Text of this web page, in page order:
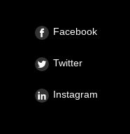
Facebook
Twitter
Instagram